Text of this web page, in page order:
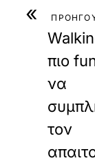
«
πιο
να
τον